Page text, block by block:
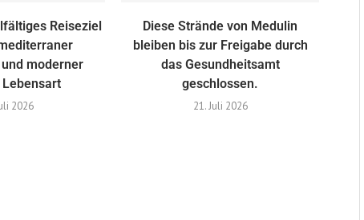
Reiseziel
moderner
2026
Diese Strände von Medulin
bleiben bis zur Freigabe durch
das Gesundheitsamt
geschlossen.
21. Juli 2026